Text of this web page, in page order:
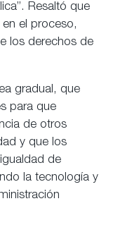
Resaltó que
el proceso,
los derechos de
gradual, que
para que
de otros
y que los
de
la tecnología y